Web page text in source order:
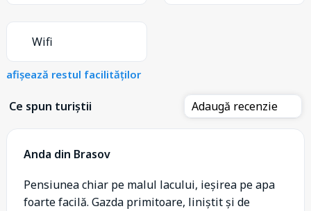
Wifi
afișează restul facilităților
Ce spun turiștii Adaugă recenzie
Anda din Brasov
Pensiunea chiar pe malul lacului, ieșirea pe apa
foarte facilă. Gazda primitoare, liniștit și de